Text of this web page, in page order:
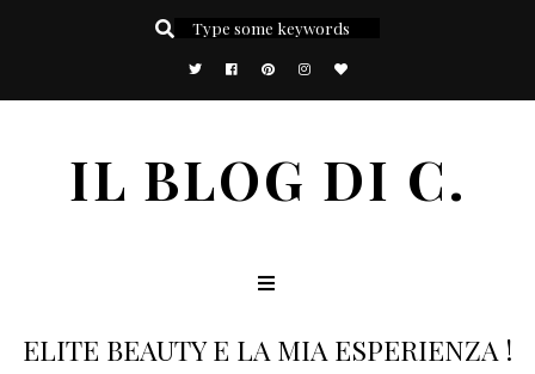
IL BLOG DI C.
ELITE BEAUTY E LA MIA ESPERIENZA !